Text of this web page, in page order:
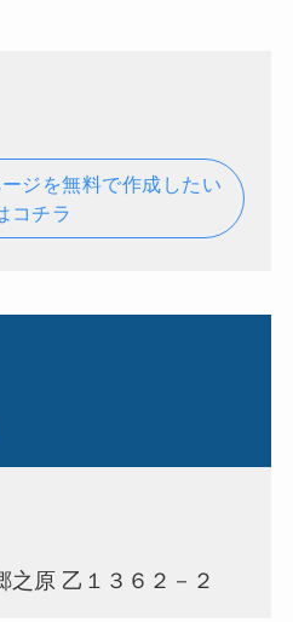
ジを無料で作成したい
コチラ
之原 乙１３６２－２